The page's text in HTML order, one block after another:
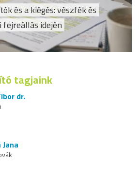
és a kiégés: vészfék és
fejreállás idején
tagjaink
dr.